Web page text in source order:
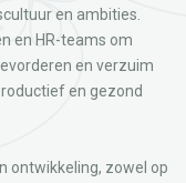
en ambities.
en HR-teams om
en verzuim
en gezond
ontwikkeling, zowel op